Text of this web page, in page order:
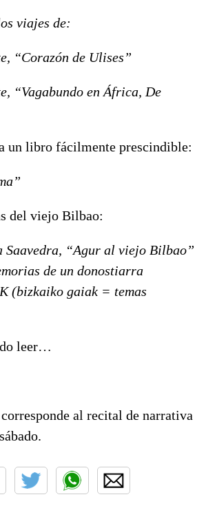
viajes de:
“Corazón de Ulises”
“Vagabundo en África, De
un libro fácilmente prescindible:
del viejo Bilbao:
Saavedra, “Agur al viejo Bilbao”
de un donostiarra
(bizkaiko gaiak = temas
leer…
al recital de narrativa